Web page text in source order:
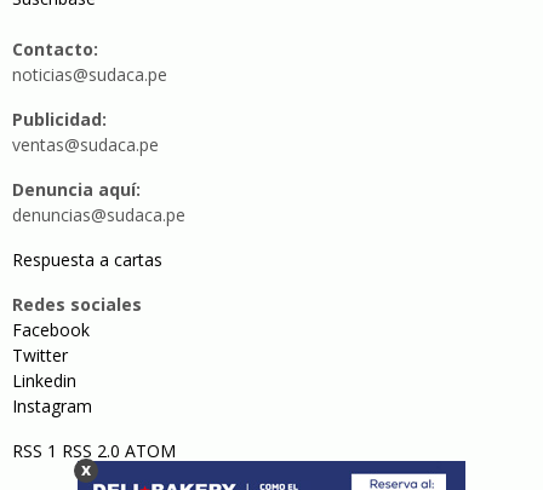
Contacto:
noticias@sudaca.pe
Publicidad:
ventas@sudaca.pe
Denuncia aquí:
denuncias@sudaca.pe
Respuesta a cartas
Redes sociales
Facebook
Twitter
Linkedin
Instagram
RSS 1 RSS 2.0 ATOM
x